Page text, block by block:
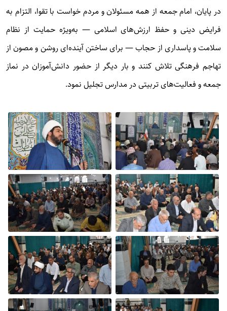
در پایان، امام جمعه از همه مسئولان و مردم خواست با تقوا، التزام به
فرایض دینی و حفظ ارزش‌های اسلامی — به‌ویژه حمایت از نظام
سلامت و پاسداری از حجاب — برای ساختن آینده‌ای روشن و مصون از
تهاجم فرهنگی تلاش کنند و بار دیگر از حضور دانش‌آموزان در نماز
جمعه و فعالیت‌های تربیتی در مدارس تجلیل نمود.